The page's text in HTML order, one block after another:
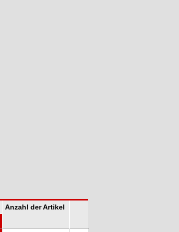
Anzahl der Artikel